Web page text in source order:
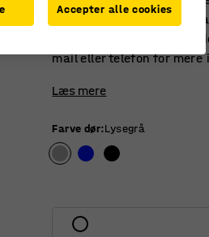
er tilgængelige mod
en lidt længere
mail eller telefon for mere
Læs mere
Farve dør:Lysegrå
Accepter alle cookies